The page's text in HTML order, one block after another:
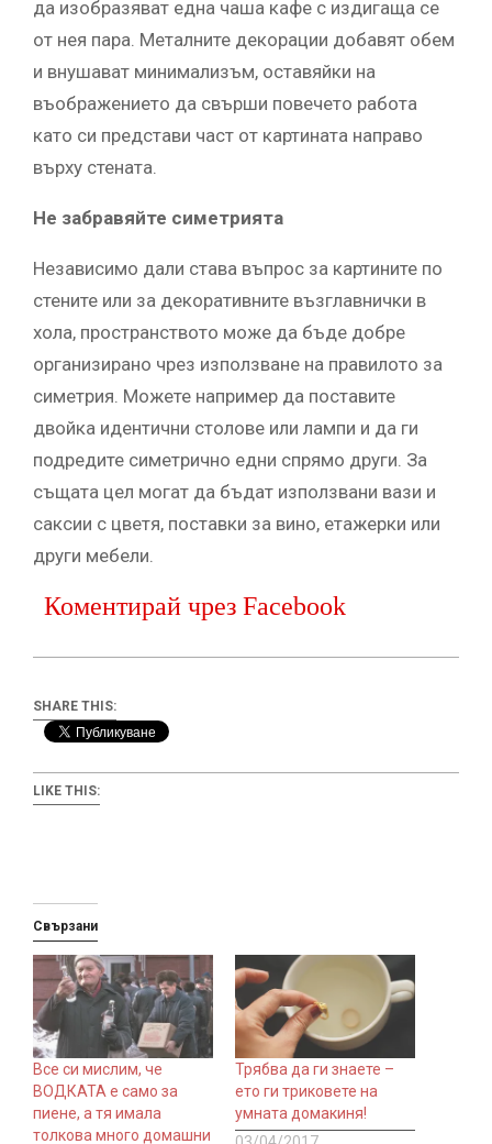
да изобразяват една чаша кафе с издигаща се
от нея пара. Металните декорации добавят обем
и внушават минимализъм, оставяйки на
въображението да свърши повечето работа
като си представи част от картината направо
върху стената.
Не забравяйте симетрията
Независимо дали става въпрос за картините по
стените или за декоративните възглавнички в
хола, пространството може да бъде добре
организирано чрез използване на правилото за
симетрия. Можете например да поставите
двойка идентични столове или лампи и да ги
подредите симетрично едни спрямо други. За
същата цел могат да бъдат използвани вази и
саксии с цветя, поставки за вино, етажерки или
други мебели.
Коментирай чрез Facebook
SHARE THIS:
LIKE THIS:
Свързани
Все си мислим, че
ВОДКАТА е само за
пиене, а тя имала
толкова много домашни
Трябва да ги знаете –
ето ги триковете на
умната домакиня!